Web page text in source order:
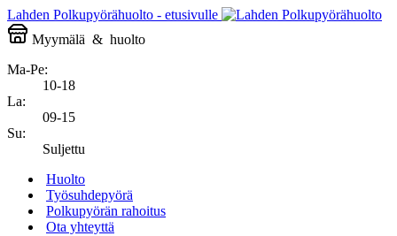
Lahden Polkupyörähuolto - etusivulle
Myymälä & huolto
Ma-Pe:
10-18
La:
09-15
Su:
Suljettu
Huolto
Työsuhdepyörä
Polkupyörän rahoitus
Ota yhteyttä